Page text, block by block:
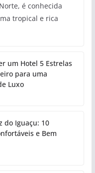
é conhecida
tropical e rica
um Hotel 5 Estrelas
para uma
Luxo
do Iguaçu: 10
e Bem